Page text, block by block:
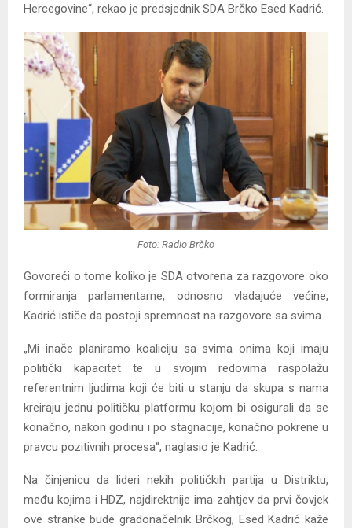
Hercegovine“, rekao je predsjednik SDA Brčko Esed Kadrić.
Foto: Radio Brčko
Govoreći o tome koliko je SDA otvorena za razgovore oko
formiranja parlamentarne, odnosno vladajuće većine,
Kadrić ističe da postoji spremnost na razgovore sa svima.
„Mi inače planiramo koaliciju sa svima onima koji imaju
politički kapacitet te u svojim redovima raspolažu
referentnim ljudima koji će biti u stanju da skupa s nama
kreiraju jednu političku platformu kojom bi osigurali da se
konačno, nakon godinu i po stagnacije, konačno pokrene u
pravcu pozitivnih procesa“, naglasio je Kadrić.
Na činjenicu da lideri nekih političkih partija u Distriktu,
među kojima i HDZ, najdirektnije ima zahtjev da prvi čovjek
ove stranke bude gradonačelnik Brčkog, Esed Kadrić kaže